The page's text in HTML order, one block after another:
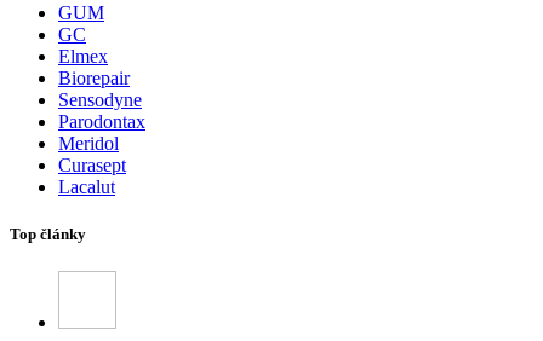
GUM
GC
Elmex
Biorepair
Sensodyne
Parodontax
Meridol
Curasept
Lacalut
Top články